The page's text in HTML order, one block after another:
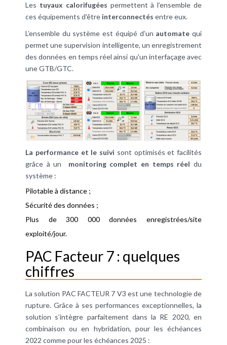
Les tuyaux calorifugées permettent à l’ensemble de
ces équipements d'être interconnectés entre eux.
L’ensemble du système est équipé d’un automatequi
permet une supervision intelligente, un enregistrement
des données en temps réel ainsi qu'un interfaçage avec
une GTB/GTC.
La performance et le suivi sont optimisés et facilités
grâce à un monitoring complet en temps réeldu
système :
Pilotable à distance ;
Sécurité des données ;
Plus de 300 000 données enregistrées/site
exploité/jour.
PAC Facteur 7 : quelques
chiffres
La solution PAC FACTEUR 7 V3 est une technologie de
rupture. Grâce à ses performances exceptionnelles, la
solution s’intègre parfaitement dans la RE 2020, en
combinaison ou en hybridation, pour les échéances
2022 comme pour les échéances 2025 :